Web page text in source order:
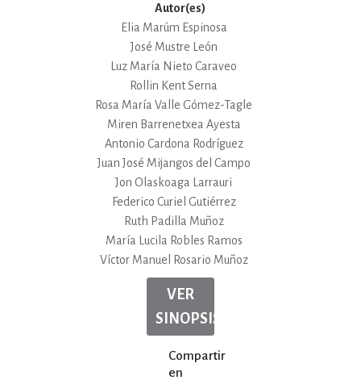
Autor(es)
Elia Marúm Espinosa
José Mustre León
Luz María Nieto Caraveo
Rollin Kent Serna
Rosa María Valle Gómez-Tagle
Miren Barrenetxea Ayesta
Antonio Cardona Rodríguez
Juan José Mijangos del Campo
Jon Olaskoaga Larrauri
Federico Curiel Gutiérrez
Ruth Padilla Muñoz
María Lucila Robles Ramos
Víctor Manuel Rosario Muñoz
VER
SINOPSIS
Compartir
en